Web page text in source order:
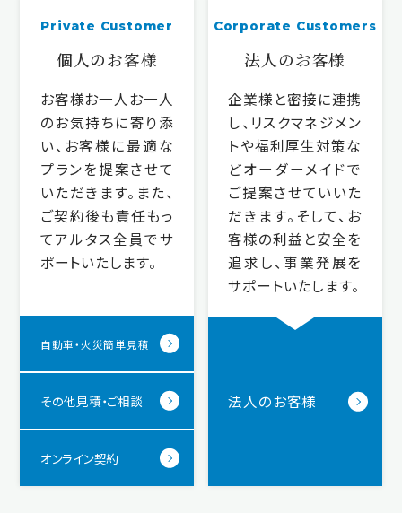
Private Customer
個人のお客様
お客様お一人お一人
のお気持ちに寄り添
い、お客様に最適な
プランを提案させて
いただきます。また、
ご契約後も責任もっ
てアルタス全員でサ
ポートいたします。
自動車・火災簡単見積
その他見積・ご相談
オンライン契約
Corporate Customers
法人のお客様
企業様と密接に連携
し、リスクマネジメン
トや福利厚生対策な
どオーダーメイドで
ご提案させていいた
だきます。そして、お
客様の利益と安全を
追求し、事業発展を
サポートいたします。
法人のお客様